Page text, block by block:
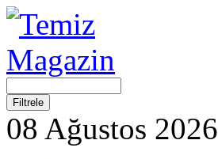
08 Ağustos 2026